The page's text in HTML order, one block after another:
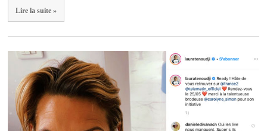
Lire la suite »